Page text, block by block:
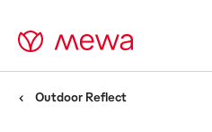
Outdoor Reflect